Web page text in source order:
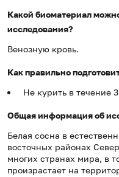
Какой биоматериал
исследования?
Венозную кровь.
Как правильно
Не курить в течение
Общая информация об
Белая сосна в
восточных районах
многих странах мира, в
произрастает на